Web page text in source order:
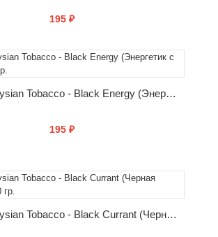
195 ₽
КУПИТЬ
Табак Malaysian Tobacco - Black Energy (Энергетик с черникой) 50 гр.
195 ₽
КУПИТЬ
Табак Malaysian Tobacco - Black Currant (Черная смородина) 50 гр.